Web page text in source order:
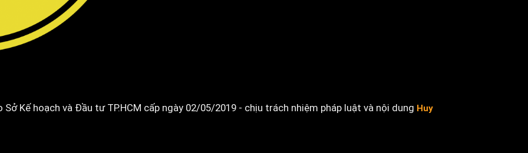
Sở Kế hoạch và Đầu tư TP.HCM cấp ngày 02/05/2019 - chịu trách nhiệm pháp luật và nội dung Huy